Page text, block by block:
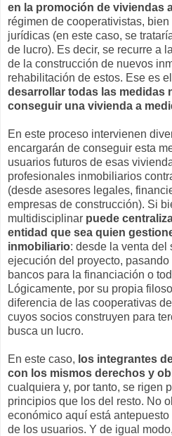
en la promoción de viviendas
régimen de cooperativistas,
jurídicas (en este caso, se
de lucro). Es decir, se recurre a
de la construcción de nuevos
rehabilitación de estos. Ese es
desarrollar todas las medidas
conseguir una vivienda a
En este proceso intervienen
encargarán de conseguir esta
usuarios futuros de esas
profesionales inmobiliarios
(desde asesores legales,
empresas de construcción). Si
multidisciplinar puede
entidad que sea quien
inmobiliario: desde la venta del
ejecución del proyecto,
bancos para la financiación o
Lógicamente, por su propia
diferencia de las cooperativas
cuyos socios construyen para
busca un lucro.
En este caso, los integrantes
con los mismos derechos y
cualquiera y, por tanto, se rigen
principios que los del resto. No
económico aquí está
de los usuarios. Y de igual